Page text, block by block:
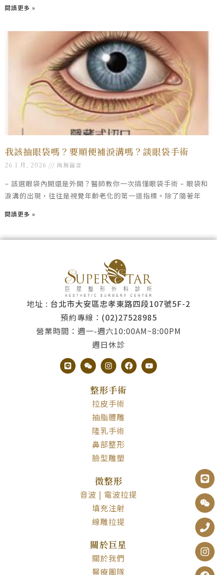
閱讀更多 »
我該抽眼袋嗎？要順便補淚溝嗎？談眼袋手術
26 1 月, 2026 尚無留言
– 該選眼袋內開還是外開？醫師教你一次搞懂眼袋手術 – 眼袋和
淚溝的出現，往往是視覺年齡老化的第一道指標。除了隨著年
閱讀更多 »
地址 : 台北市大安區忠孝東路四段107號5F-2
預約專線： (02)27528985
營業時間：週一-週六10:00AM~8:00PM
週日休診
整形手術
拉皮手術
抽脂體雕
隆乳手術
鼻部整形
臉型雕塑
微整形
音波 | 電波拉提
填充注射
線雕拉提
關於巨星
關於我們
醫療團隊